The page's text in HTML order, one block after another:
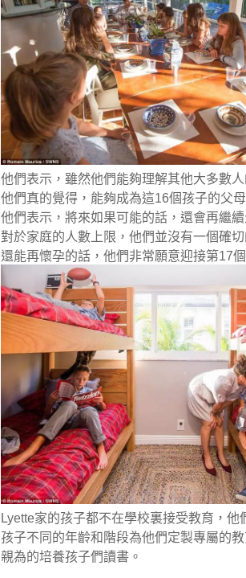
他們表示，雖然他們能夠理解其他大多數
他們真的覺得，能夠成為這16個孩子的父
他們表示，將來如果可能的話，還會再繼續
對於家庭的人數上限，他們並沒有一個確
還能再懷孕的話，他們非常願意迎接第17個
Lyette家的孩子都不在學校裏接受教育，他
孩子不同的年齡和階段為他們定製專屬的
親為的培養孩子們讀書。